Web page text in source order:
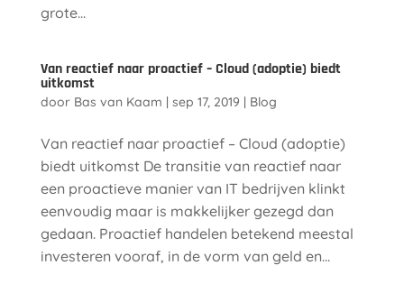
grote...
Van reactief naar proactief – Cloud (adoptie) biedt
uitkomst
door Bas van Kaam | sep 17, 2019 | Blog
Van reactief naar proactief – Cloud (adoptie)
biedt uitkomst De transitie van reactief naar
een proactieve manier van IT bedrijven klinkt
eenvoudig maar is makkelijker gezegd dan
gedaan. Proactief handelen betekend meestal
investeren vooraf, in de vorm van geld en...